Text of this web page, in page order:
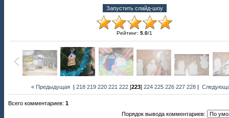
Рейтинг: 5.0/1
« Предыдущая |218 219 220 221 222 [223]224 225 226 227 228 |
Всего комментариев: 1
Порядок вывода комментариев: